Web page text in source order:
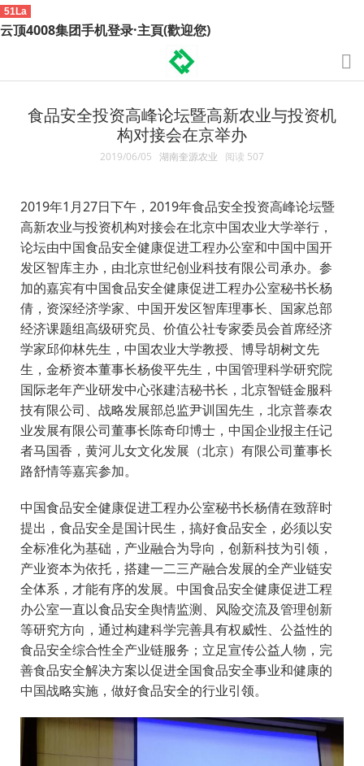
51La
云顶4008集团手机登录·主頁(歡迎您)
食品安全投资高峰论坛暨高新农业与投资机
构对接会在京举办
2019/06/05 湖南奎源农业 阅读 507
2019年1月27日下午，2019年食品安全投资高峰论坛暨
高新农业与投资机构对接会在北京中国农业大学举行，
论坛由中国食品安全健康促进工程办公室和中国中国开
发区智库主办，由北京世纪创业科技有限公司承办。参
加的嘉宾有中国食品安全健康促进工程办公室秘书长杨
倩，资深经济学家、中国开发区智库理事长、国家总部
经济课题组高级研究员、价值公社专家委员会首席经济
学家邱仰林先生，中国农业大学教授、博导胡树文先
生，金桥资本董事长杨俊平先生，中国管理科学研究院
国际老年产业研发中心张建洁秘书长，北京智链金服科
技有限公司、战略发展部总监尹训国先生，北京普泰农
业发展有限公司董事长陈奇印博士，中国企业报主任记
者马国香，黄河儿女文化发展（北京）有限公司董事长
路舒情等嘉宾参加。
中国食品安全健康促进工程办公室秘书长杨倩在致辞时
提出，食品安全是国计民生，搞好食品安全，必须以安
全标准化为基础，产业融合为导向，创新科技为引领，
产业资本为依托，搭建一二三产融合发展的全产业链安
全体系，才能有序的发展。中国食品安全健康促进工程
办公室一直以食品安全舆情监测、风险交流及管理创新
等研究方向，通过构建科学完善具有权威性、公益性的
食品安全综合性全产业链服务；立足宣传公益人物，完
善食品安全解决方案以促进全国食品安全事业和健康的
中国战略实施，做好食品安全的行业引领。